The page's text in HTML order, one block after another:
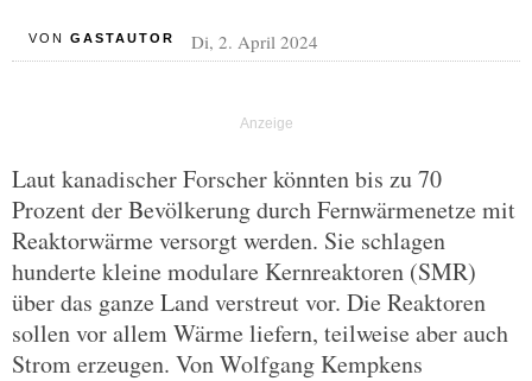
VON GASTAUTOR Di, 2. April 2024
Laut kanadischer Forscher könnten bis zu 70
Prozent der Bevölkerung durch Fernwärmenetze mit
Reaktorwärme versorgt werden. Sie schlagen
hunderte kleine modulare Kernreaktoren (SMR)
über das ganze Land verstreut vor. Die Reaktoren
sollen vor allem Wärme liefern, teilweise aber auch
Strom erzeugen. Von Wolfgang Kempkens